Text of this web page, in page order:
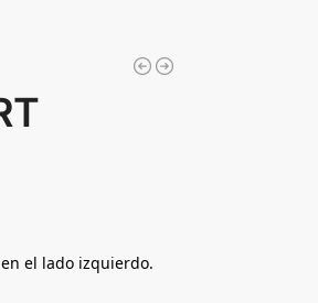
el lado izquierdo.